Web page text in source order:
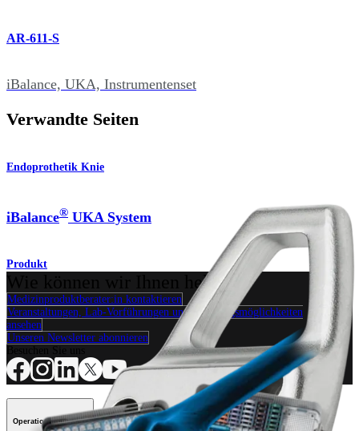
AR-611-S
iBalance, UKA, Instrumentenset
Verwandte Seiten
Endoprothetik Knie
iBalance® UKA System
Produkt
Wie können wir Ihnen helfen?
Medizinproduktberater:in kontaktieren
Veranstaltungen, Lab-Vorführungen und Schulungsmöglichkeiten
ansehen
Unseren Newsletter abonnieren
Operationsverfahren